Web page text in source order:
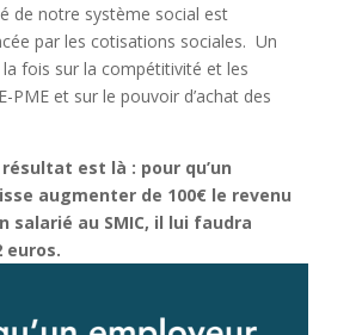
de notre système social est
par les cotisations sociales. Un
fois sur la compétitivité et les
PME et sur le pouvoir d’achat des
résultat est là : pour qu’un
augmenter de 100€ le revenu
salarié au SMIC, il lui faudra
euros.